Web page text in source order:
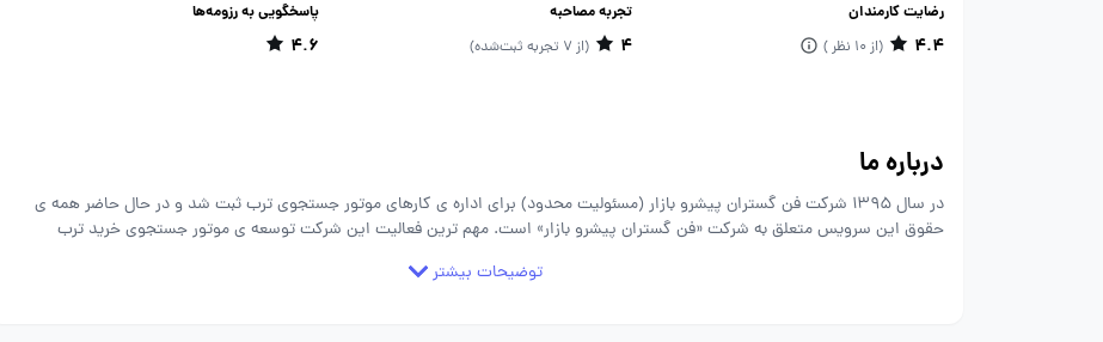
رضایت کارمندان
4.4 (از 10 نظر )
تجربه مصاحبه
4 (از 7 تجربه ثبت‌شده)
پاسخگویی به رزومه‌ها
4.6
درباره ما
در سال 1395 شرکت فن گستران پیشرو بازار (مسئولیت محدود) برای اداره ی کارهای موتور جستجوی ترب ثبت شد و در حال حاضر همه ی
حقوق این سرویس متعلق به شرکت «فن گستران پیشرو بازار» است. مهم ترین فعالیت این شرکت توسعه ی موتور جستجوی خرید ترب
توضیحات بیشتر